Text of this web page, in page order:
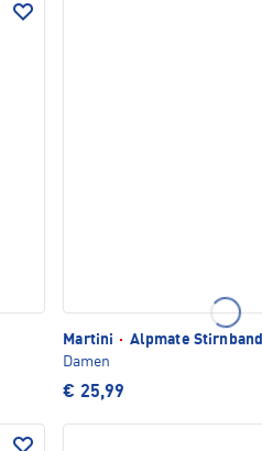
Martini · Alpmate Stirnband
Damen
€ 25,99